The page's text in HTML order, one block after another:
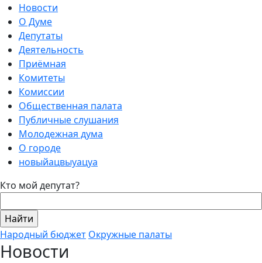
Новости
О Думе
Депутаты
Деятельность
Приёмная
Комитеты
Комиссии
Общественная палата
Публичные слушания
Молодежная дума
О городе
новыйацвыуацуа
Кто мой депутат?
Народный бюджет Окружные палаты
Новости